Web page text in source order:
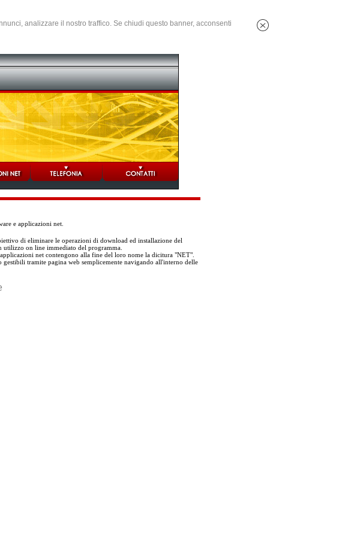
analizzare il nostro traffico. Se chiudi questo banner, acconsenti
e applicazioni net.
di eliminare le operazioni di download ed installazione del
utilizzo on line immediato del programma.
net contengono alla fine del loro nome la dicitura "NET".
gestibili tramite pagina web semplicemente navigando all'interno delle